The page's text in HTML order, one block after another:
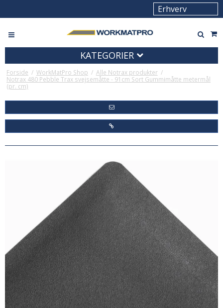
KATEGORIER
Forside / WorkMatPro Shop / Alle Notrax produkter /
Notrax 480 Pebble Trax svejsemåtte - 91cm Sort Gummimåtte metermål
(pr. cm)